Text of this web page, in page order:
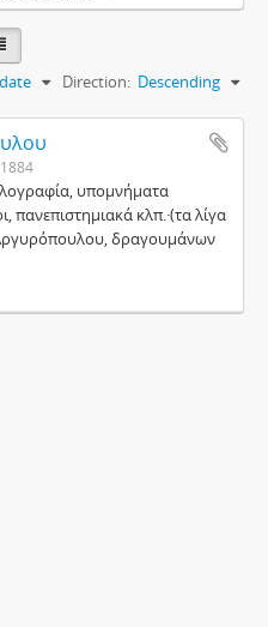
Direction: Descending
υπομνήματα
πανεπιστημιακά κλπ.·(τα λίγα
δραγουμάνων